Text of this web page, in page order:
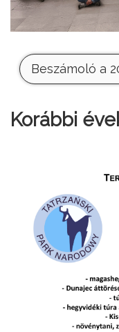
Beszámoló a
Korábbi